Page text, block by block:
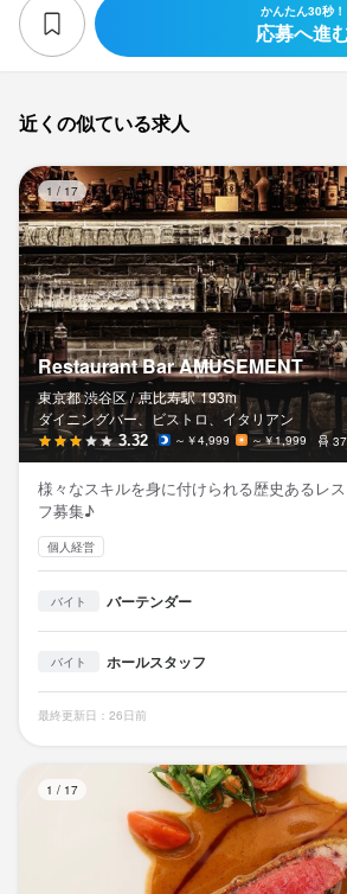
かんたん30秒！
応募へ進
近くの似ている求人
1 / 17
Restaurant Bar AMUSEMENT
東京都 渋谷区 / 恵比寿駅 193m
ダイニングバー、ビストロ、イタリアン
3.32 ～￥4,999 ～￥1,999
様々なスキルを身に付けられる歴史あるレ
フ募集♪
個人経営
バイト バーテンダー
バイト ホールスタッフ
最終更新日：26日前
1 / 17